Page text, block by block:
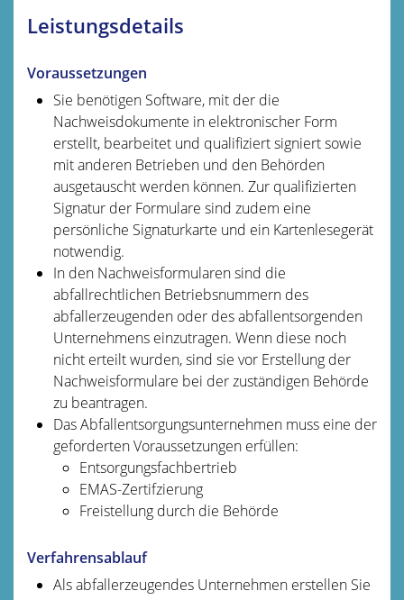
Leistungsdetails
Voraussetzungen
Sie benötigen Software, mit der die
Nachweisdokumente in elektronischer Form
erstellt, bearbeitet und qualifiziert signiert sowie
mit anderen Betrieben und den Behörden
ausgetauscht werden können. Zur qualifizierten
Signatur der Formulare sind zudem eine
persönliche Signaturkarte und ein Kartenlesegerät
notwendig.
In den Nachweisformularen sind die
abfallrechtlichen Betriebsnummern des
abfallerzeugenden oder des abfallentsorgenden
Unternehmens einzutragen. Wenn diese noch
nicht erteilt wurden, sind sie vor Erstellung der
Nachweisformulare bei der zuständigen Behörde
zu beantragen.
Das Abfallentsorgungsunternehmen muss eine der
geforderten Voraussetzungen erfüllen:
Entsorgungsfachbertrieb
EMAS-Zertifzierung
Freistellung durch die Behörde
Verfahrensablauf
Als abfallerzeugendes Unternehmen erstellen Sie